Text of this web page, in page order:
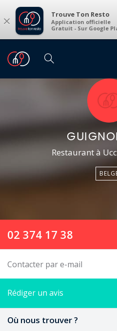
× Trouve Ton Resto
Application officielle
Gratuit - Sur Google
Restaurant à
02 374 17 38
Contacter par e-mail
Rédiger un avis
Où nous trouver ?